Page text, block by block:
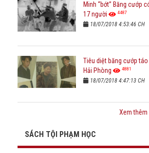
Minh “bớt” Băng cướp
17 người
4487
18/07/2018 4:53:46 CH
Tiêu diệt băng cướp táo
Hải Phòng
4881
18/07/2018 4:47:13 CH
Xem
SÁCH TỘI PHẠM HỌC